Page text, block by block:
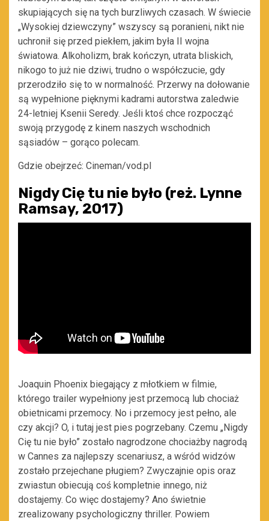
skupiających się na tych burzliwych czasach. W świecie
„Wysokiej dziewczyny” wszyscy są poranieni, nikt nie
uchronił się przed piekłem, jakim była II wojna
światowa. Alkoholizm, brak kończyn, utrata bliskich,
nikogo to już nie dziwi, trudno o współczucie, gdy
przerodziło się to w normalność. Przerwy na dołowanie
są wypełnione pięknymi kadrami autorstwa zaledwie
24-letniej Ksenii Seredy. Jeśli ktoś chce rozpocząć
swoją przygodę z kinem naszych wschodnich
sąsiadów – gorąco polecam.
Gdzie obejrzeć: Cineman/vod.pl
Nigdy Cię tu nie było (reż. Lynne
Ramsay, 2017)
Joaquin Phoenix biegający z młotkiem w filmie,
którego trailer wypełniony jest przemocą lub chociaż
obietnicami przemocy. No i przemocy jest pełno, ale
czy akcji? O, i tutaj jest pies pogrzebany. Czemu „Nigdy
Cię tu nie było” zostało nagrodzone chociażby nagrodą
w Cannes za najlepszy scenariusz, a wśród widzów
zostało przejechane pługiem? Zwyczajnie opis oraz
zwiastun obiecują coś kompletnie innego, niż
dostajemy. Co więc dostajemy? Ano świetnie
zrealizowany psychologiczny thriller. Powiem